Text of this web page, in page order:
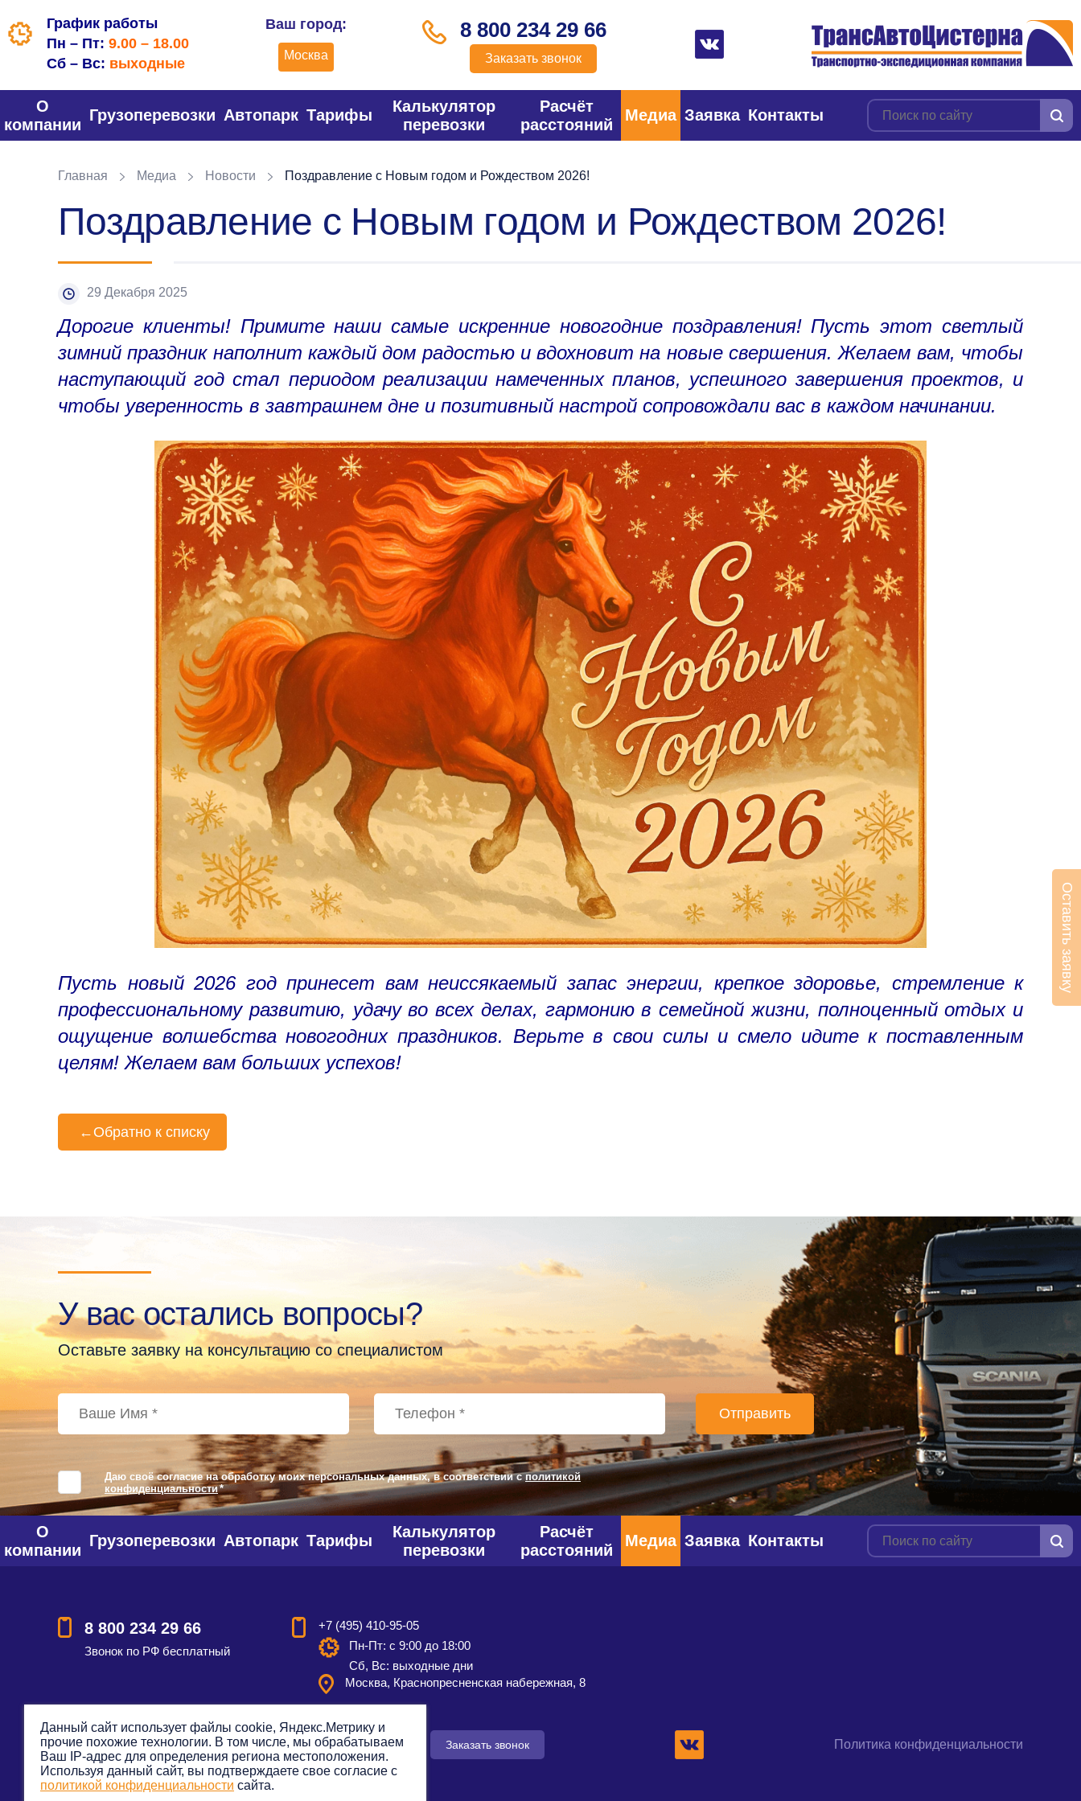
График работы
Пн – Пт: 9.00 – 18.00
Сб – Вс: выходные
Ваш город:
Москва
8 800 234 29 66
Заказать звонок
О
компании
Грузоперевозки Автопарк Тарифы
Калькулятор
перевозки
Расчёт
расстояний
Медиа Заявка Контакты
Главная Медиа Новости Поздравление с Новым годом и Рождеством 2026!
Поздравление с Новым годом и Рождеством 2026!
29 Декабря 2025
Дорогие клиенты! Примите наши самые искренние новогодние поздравления! Пусть этот светлый
зимний праздник наполнит каждый дом радостью и вдохновит на новые свершения. Желаем вам, чтобы
наступающий год стал периодом реализации намеченных планов, успешного завершения проектов, и
чтобы уверенность в завтрашнем дне и позитивный настрой сопровождали вас в каждом начинании.
Пусть новый 2026 год принесет вам неиссякаемый запас энергии, крепкое здоровье, стремление к
профессиональному развитию, удачу во всех делах, гармонию в семейной жизни, полноценный отдых и
ощущение волшебства новогодних праздников. Верьте в свои силы и смело идите к поставленным
целям! Желаем вам больших успехов!
← Обратно к списку
У вас остались вопросы?
Оставьте заявку на консультацию со специалистом
Даю своё согласие на обработку моих персональных данных, в соответствии сполитикой
конфиденциальности*
О
компании
Грузоперевозки Автопарк Тарифы
Калькулятор
перевозки
Расчёт
расстояний
Медиа Заявка Контакты
8 800 234 29 66
Звонок по РФ бесплатный
+7 (495) 410-95-05
Пн-Пт: с 9:00 до 18:00
Сб, Вс: выходные дни
Москва, Краснопресненская набережная, 8
Смотреть на карте Оставить заявку Заказать звонок Политика конфиденциальности
Оставить заявку
Данный сайт использует файлы cookie, Яндекс.Метрику и
прочие похожие технологии. В том числе, мы обрабатываем
Ваш IP-адрес для определения региона местоположения.
Используя данный сайт, вы подтверждаете свое согласие с
политикой конфиденциальности сайта.